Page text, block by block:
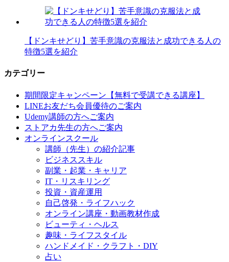
【ドンキせどり】苦手意識の克服法と成功できる人の
特徴5選を紹介
カテゴリー
期間限定キャンペーン【無料で受講できる講座】
LINEお友だち会員優待のご案内
Udemy講師の方へご案内
ストアカ先生の方へご案内
オンラインスクール
講師（先生）の紹介記事
ビジネススキル
副業・起業・キャリア
IT・リスキリング
投資・資産運用
自己啓発・ライフハック
オンライン講座・動画教材作成
ビューティ・ヘルス
趣味・ライフスタイル
ハンドメイド・クラフト・DIY
占い